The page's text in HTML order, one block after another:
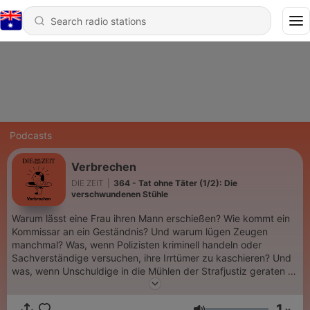
Podcasts
Verbrechen
DIE ZEIT
364 - Tat ohne Täter (1/2): Die
verschwundenen Stühle
Warum lässt eine Frau ihren Mann erschießen? Wie kommt ein
Kommissar an ein Geständnis? Und warum lügen Zeugen
manchmal? Was, wenn Polizisten kriminell handeln oder
Sachverständige versuchen, ihre Irrtümer zu kaschieren? Und
was, wenn Unschuldige in die Mühlen der Strafjustiz geraten –